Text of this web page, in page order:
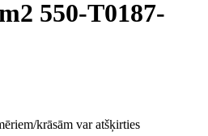
550-T0187-
krāsām var atšķirties